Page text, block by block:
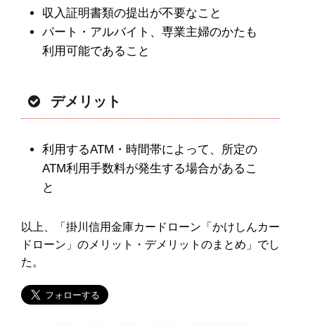
収入証明書類の提出が不要なこと
パート・アルバイト、専業主婦のかたも
利用可能であること
デメリット
利用するATM・時間帯によって、所定の
ATM利用手数料が発生する場合があるこ
と
以上、「掛川信用金庫カードローン「かけしんカー
ドローン」のメリット・デメリットのまとめ」でし
た。